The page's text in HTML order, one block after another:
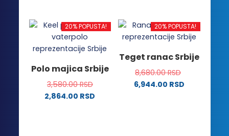
proizvoda.
proizvoda.
ima
više
varijanti.
mogu
biti
izabrane
više
varijanti.
mogu
biti
izabrane
20% POPUSTA!
Polo majica Srbije
3,580.00RSD
2,864.00 RSD
20% POPUSTA!
Teget ranac Srbije
8,680.00RSD
6,944.00 RSD